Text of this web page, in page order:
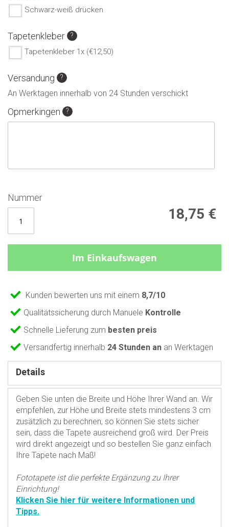
Schwarz-weiß drücken
Tapetenkleber
Tapetenkleber 1x (€12,50)
Versandung
An Werktagen innerhalb von 24 Stunden verschickt
Opmerkingen
Nummer
Im Einkaufswagen
18,75 €
Kunden bewerten uns mit einem 8,7/10
Qualitätssicherung durch Manuele Kontrolle
Schnelle Lieferung zum besten preis
Versandfertig innerhalb 24 Stunden an an Werktagen
Details
Geben Sie unten die Breite und Höhe Ihrer Wand an. Wir
empfehlen, zur Höhe und Breite stets mindestens 3 cm
zusätzlich zu berechnen, so können Sie stets sicher
sein, dass die Tapete ausreichend groß wird. Der Preis
wird direkt angezeigt und so bestellen Sie ganz einfach
Ihre Tapete nach Maß!
Fototapete ist die perfekte Ergänzung zu Ihrer
Einrichtung!
Klicken Sie hier für weitere Informationen und
Tipps.